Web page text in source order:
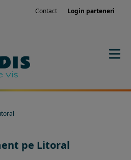
Contact Login parteneri
pe Litoral